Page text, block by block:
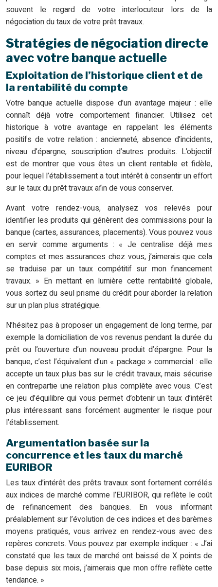
souvent le regard de votre interlocuteur lors de la
négociation du taux de votre prêt travaux.
Stratégies de négociation directe
avec votre banque actuelle
Exploitation de l’historique client et de
la rentabilité du compte
Votre banque actuelle dispose d’un avantage majeur : elle
connaît déjà votre comportement financier. Utilisez cet
historique à votre avantage en rappelant les éléments
positifs de votre relation : ancienneté, absence d’incidents,
niveau d’épargne, souscription d’autres produits. L’objectif
est de montrer que vous êtes un client rentable et fidèle,
pour lequel l’établissement a tout intérêt à consentir un effort
sur le taux du prêt travaux afin de vous conserver.
Avant votre rendez-vous, analysez vos relevés pour
identifier les produits qui génèrent des commissions pour la
banque (cartes, assurances, placements). Vous pouvez vous
en servir comme arguments : « Je centralise déjà mes
comptes et mes assurances chez vous, j’aimerais que cela
se traduise par un taux compétitif sur mon financement
travaux. » En mettant en lumière cette rentabilité globale,
vous sortez du seul prisme du crédit pour aborder la relation
sur un plan plus stratégique.
N’hésitez pas à proposer un engagement de long terme, par
exemple la domiciliation de vos revenus pendant la durée du
prêt ou l’ouverture d’un nouveau produit d’épargne. Pour la
banque, c’est l’équivalent d’un « package » commercial : elle
accepte un taux plus bas sur le crédit travaux, mais sécurise
en contrepartie une relation plus complète avec vous. C’est
ce jeu d’équilibre qui vous permet d’obtenir un taux d’intérêt
plus intéressant sans forcément augmenter le risque pour
l’établissement.
Argumentation basée sur la
concurrence et les taux du marché
EURIBOR
Les taux d’intérêt des prêts travaux sont fortement corrélés
aux indices de marché comme l’EURIBOR, qui reflète le coût
de refinancement des banques. En vous informant
préalablement sur l’évolution de ces indices et des barèmes
moyens pratiqués, vous arrivez en rendez-vous avec des
repères concrets. Vous pouvez par exemple indiquer : « J’ai
constaté que les taux de marché ont baissé de X points de
base depuis six mois, j’aimerais que mon offre reflète cette
tendance. »